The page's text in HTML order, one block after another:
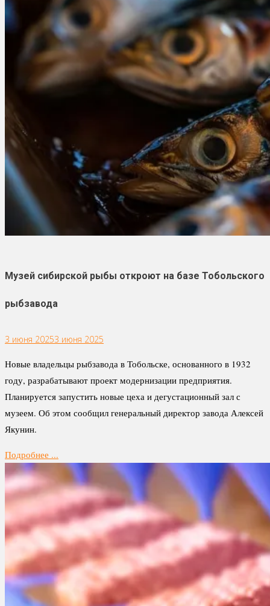
Музей сибирской рыбы откроют на базе Тобольского
рыбзавода
3 июня 20253 июня 2025
Новые владельцы рыбзавода в Тобольске, основанного в 1932
году, разрабатывают проект модернизации предприятия.
Планируется запустить новые цеха и дегустационный зал с
музеем. Об этом сообщил генеральный директор завода Алексей
Якунин.
Подробнее ...